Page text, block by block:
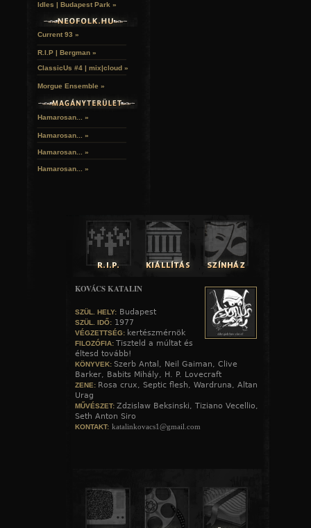
Idles | Budapest Park »
Current 93 »
R.I.P | Bergman »
ClassicUs #4 | mix|cloud »
Morgue Ensemble »
Hamarosan... »
Hamarosan... »
Hamarosan... »
Hamarosan... »
KOVÁCS KATALIN
SZÜL. HELY: Budapest
SZÜL. IDŐ: 1977
VÉGZETTSÉG: kertészmérnök
FILOZÓFIA: Tiszteld a múltat és
éltesd tovább!
KÖNYVEK: Szerb Antal, Neil Gaiman, Clive
Barker, Babits Mihály, H. P. Lovecraft
ZENE: Rosa crux, Septic flesh, Wardruna, Altan
Urag
MŰVÉSZET: Zdzislaw Beksinski, Tiziano Vecellio,
Seth Anton Siro
KONTAKT: katalinkovacs1@gmail.com